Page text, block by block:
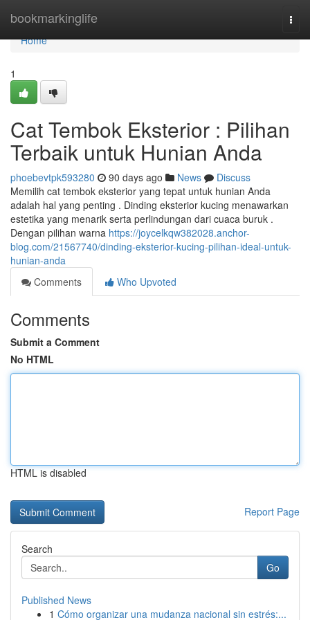
bookmarkinglife
Home
Home
1
Cat Tembok Eksterior : Pilihan
Terbaik untuk Hunian Anda
phoebevtpk593280 90 days ago News
Discuss
Memilih cat tembok eksterior yang tepat untuk hunian Anda
adalah hal yang penting . Dinding eksterior kucing menawarkan
estetika yang menarik serta perlindungan dari cuaca buruk .
Dengan pilihan warna https://joycelkqw382028.anchor-
blog.com/21567740/dinding-eksterior-kucing-pilihan-ideal-untuk-
hunian-anda
Comments
Who Upvoted
Comments
Submit a Comment
No HTML
HTML is disabled
Report Page
Search
Go
Published News
1 Cómo organizar una mudanza nacional sin estrés:...